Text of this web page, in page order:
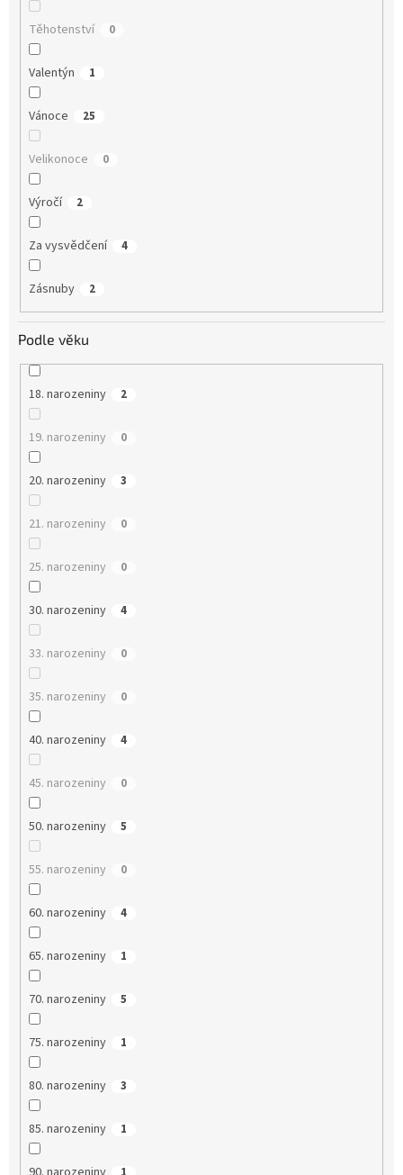
Těhotenství 0
Valentýn 1
Vánoce 25
Velikonoce 0
Výročí 2
Za vysvědčení 4
Zásnuby 2
Podle věku
18. narozeniny 2
19. narozeniny 0
20. narozeniny 3
21. narozeniny 0
25. narozeniny 0
30. narozeniny 4
33. narozeniny 0
35. narozeniny 0
40. narozeniny 4
45. narozeniny 0
50. narozeniny 5
55. narozeniny 0
60. narozeniny 4
65. narozeniny 1
70. narozeniny 5
75. narozeniny 1
80. narozeniny 3
85. narozeniny 1